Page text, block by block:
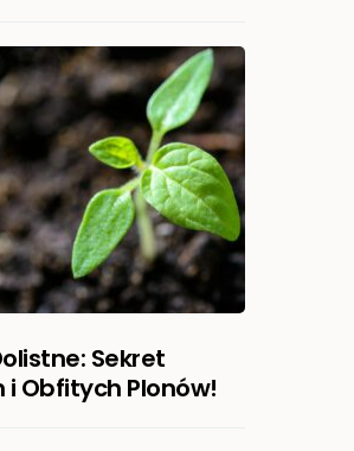
Sekret
i Obfitych Plonów!